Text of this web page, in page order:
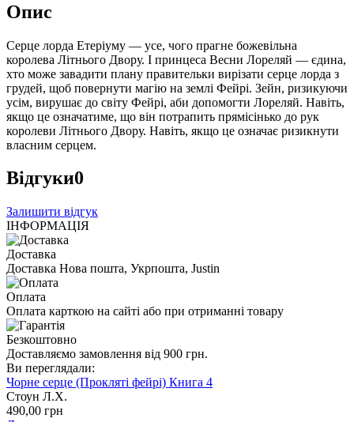
Опис
Серце лорда Етеріуму — усе, чого прагне божевільна
королева Літнього Двору. І принцеса Весни Лореляй — єдина,
хто може завадити плану правительки вирізати серце лорда з
грудей, щоб повернути магію на землі Фейрі. Зейн, ризикуючи
усім, вирушає до світу Фейрі, аби допомогти Лореляй. Навіть,
якщо це означатиме, що він потрапить прямісінько до рук
королеви Літнього Двору. Навіть, якщо це означає ризикнути
власним серцем.
Відгуки0
Залишити відгук
ІНФОРМАЦІЯ
Доставка
Доставка Нова пошта, Укрпошта, Justin
Оплата
Оплата карткою на сайті або при отриманні товару
Безкоштовно
Доставляємо замовлення від 900 грн.
Ви переглядали:
Чорне серце (Прокляті фейрі) Книга 4
Стоун Л.Х.
490,00 грн